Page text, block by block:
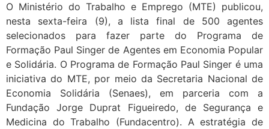
O Ministério do Trabalho e Emprego (MTE) publicou,
nesta sexta-feira (9), a lista final de 500 agentes
selecionados para fazer parte do Programa de
Formação Paul Singer de Agentes em Economia Popular
e Solidária. O Programa de Formação Paul Singer é uma
iniciativa do MTE, por meio da Secretaria Nacional de
Economia Solidária (Senaes), em parceria com a
Fundação Jorge Duprat Figueiredo, de Segurança e
Medicina do Trabalho (Fundacentro). A estratégia de